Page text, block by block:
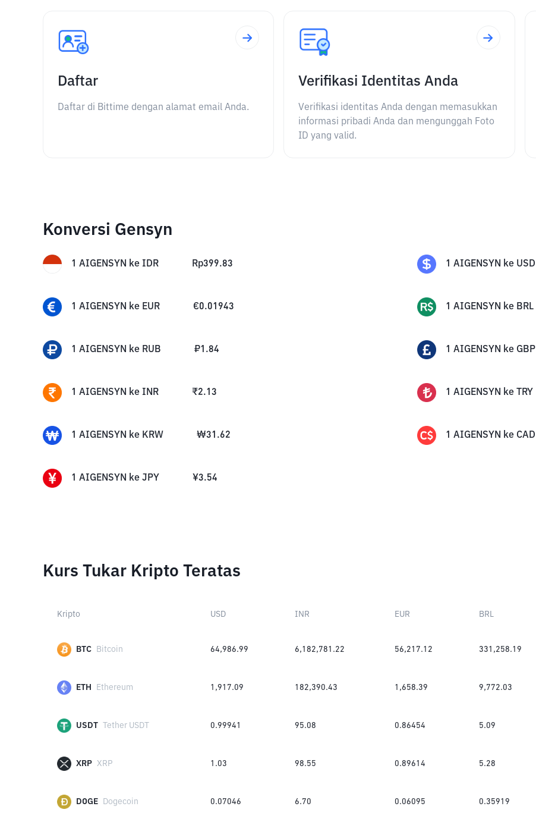
Daftar
Daftar di Bittime dengan alamat email Anda.
Verifikasi Identitas Anda
Verifikasi identitas Anda dengan memasukkan
informasi pribadi Anda dan mengunggah Foto
ID yang valid.
Konversi Gensyn
1 AIGENSYN ke IDR Rp399.83 1 AIGENSYN ke USD
1 AIGENSYN ke EUR €0.01943 1 AIGENSYN ke BRL
1 AIGENSYN ke RUB ₽1.84 1 AIGENSYN ke GBP
1 AIGENSYN ke INR ₹2.13 1 AIGENSYN ke TRY
1 AIGENSYN ke KRW ₩31.62 1 AIGENSYN ke CAD
1 AIGENSYN ke JPY ¥3.54
Kurs Tukar Kripto Teratas
Kripto USD INR EUR BRL
BTC Bitcoin 64,986.99 6,182,781.22 56,217.12 331,258.19
ETH Ethereum 1,917.09 182,390.43 1,658.39 9,772.03
USDT Tether USDT 0.99941 95.08 0.86454 5.09
XRP XRP 1.03 98.55 0.89614 5.28
DOGE Dogecoin 0.07046 6.70 0.06095 0.35919